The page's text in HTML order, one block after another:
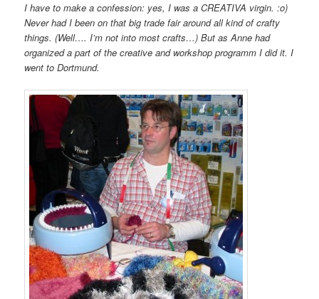
I have to make a confession: yes, I was a CREATIVA virgin. :o)
Never had I been on that big trade fair around all kind of crafty
things. (Well…. I’m not into most crafts…) But as Anne had
organized a part of the creative and workshop programm I did it. I
went to Dortmund.